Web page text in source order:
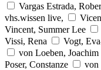
Vargas Estrada,
vhs.wissen live,
Vincent, Summer Lee
Vissi, Rena
Vogt,
von Loeben, Joachim
Poser, Constanze
von